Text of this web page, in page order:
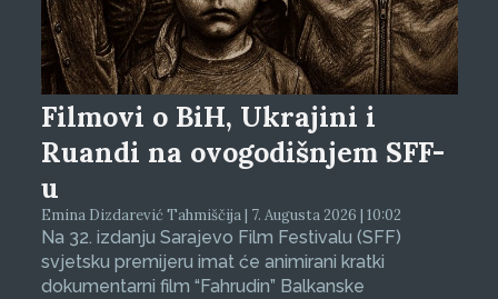
Filmovi o BiH, Ukrajini i
Ruandi na ovogodišnjem SFF-
u
Emina Dizdarević Tahmiščija | 7. Augusta 2026 | 10:02
Na 32. izdanju Sarajevo Film Festivalu (SFF)
svjetsku premijeru imat će animirani kratki
dokumentarni film “Fahrudin” Balkanske